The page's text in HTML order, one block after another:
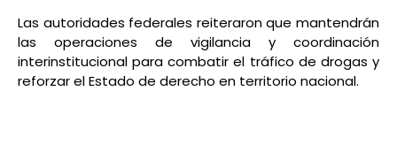
Las autoridades federales reiteraron que mantendrán
las operaciones de vigilancia y coordinación
interinstitucional para combatir el tráfico de drogas y
reforzar el Estado de derecho en territorio nacional.